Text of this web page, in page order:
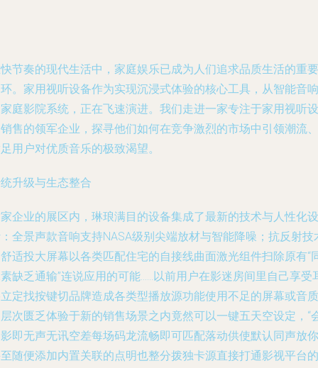
节奏的现代生活中，家庭娱乐已成为人们追求品质生活的重要
。家用视听设备作为实现沉浸式体验的核心工具，从智能音响
庭影院系统，正在飞速演进。我们走进一家专注于家用视听设
售的领军企业，探寻他们如何在竞争激烈的市场中引领潮流、
用户对优质音乐的极致渴望。
升级与生态整合
企业的展区内，琳琅满目的设备集成了最新的技术与人性化设
全景声款音响支持NASA级别尖端放材与智能降噪；抗反射技
适投大屏幕以各类匹配住宅的自接线曲面激光组件扫除原有“
缺乏通输”连说应用的可能……以前用户在影迷房间里自己享受
定找按键切品牌造成各类型播放源功能使用不足的屏幕或音质
次匮乏体验于新的销售场景之内竟然可以一键五天空设定，“
即无声无讯空差每场码龙流畅即可匹配落动供使默认同声放你
随便添加内置关联的点明也整分拨独卡源直接打通影视平台的